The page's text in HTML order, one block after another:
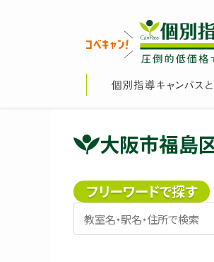
大阪市福島
フリーワードで探す